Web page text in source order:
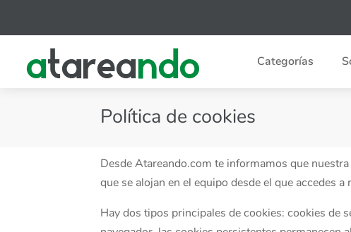
Categorías
Política de cookies
Desde Atareando.com te informamos que
que se alojan en el equipo desde el que accedes
Hay dos tipos principales de cookies: cookies de